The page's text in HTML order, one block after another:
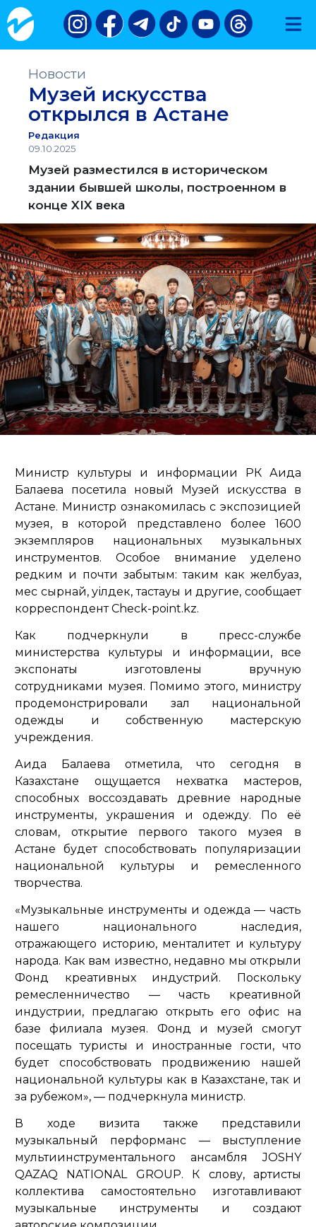
Новости
Музей искусства
открылся в Астане
Редакция
09.10.2025
Музей разместился в историческом
здании бывшей школы, построенном в
конце XIX века
Министр культуры и информации РК Аида
Балаева посетила новый Музей искусства в
Астане. Министр ознакомилась с экспозицией
музея, в которой представлено более 1600
экземпляров национальных музыкальных
инструментов. Особое внимание уделено
редким и почти забытым: таким как желбуаз,
мес сырнай, уілдек, тастауық и другие, сообщает
корреспондент Check-point.kz.
Как подчеркнули в пресс-службе
министерства культуры и информации, все
экспонаты изготовлены вручную
сотрудниками музея. Помимо этого, министру
продемонстрировали зал национальной
одежды и собственную мастерскую
учреждения.
Аида Балаева отметила, что сегодня в
Казахстане ощущается нехватка мастеров,
способных воссоздавать древние народные
инструменты, украшения и одежду. По её
словам, открытие первого такого музея в
Астане будет способствовать популяризации
национальной культуры и ремесленного
творчества.
«Музыкальные инструменты и одежда — часть
нашего национального наследия,
отражающего историю, менталитет и культуру
народа. Как вам известно, недавно мы открыли
Фонд креативных индустрий. Поскольку
ремесленничество — часть креативной
индустрии, предлагаю открыть его офис на
базе филиала музея. Фонд и музей смогут
посещать туристы и иностранные гости, что
будет способствовать продвижению нашей
национальной культуры как в Казахстане, так и
за рубежом», — подчеркнула министр.
В ходе визита также представили
музыкальный перформанс — выступление
мультиинструментального ансамбля JOSHY
QAZAQ NATIONAL GROUP. К слову, артисты
коллектива самостоятельно изготавливают
музыкальные инструменты и создают